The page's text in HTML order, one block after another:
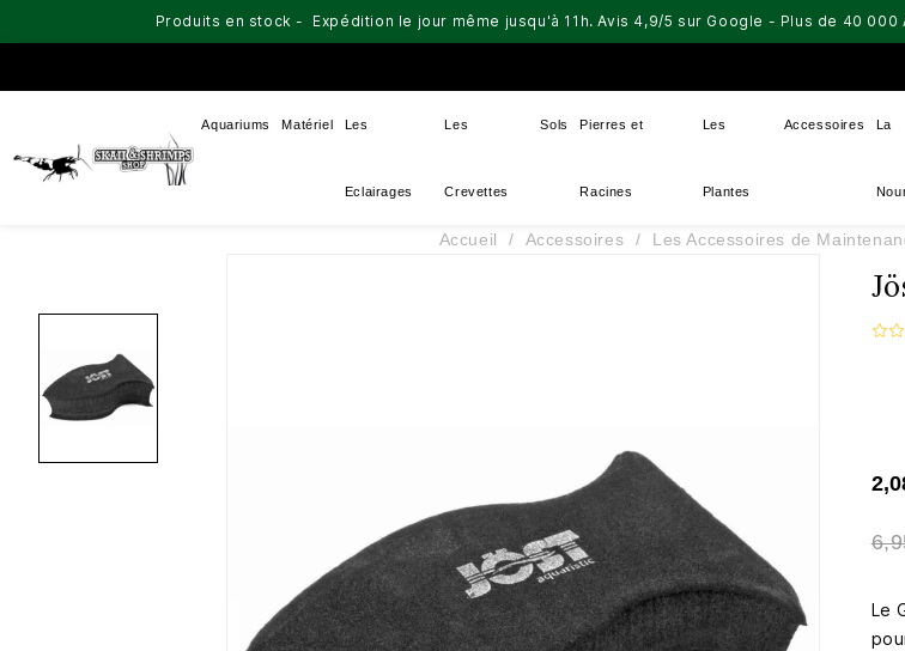
Produits en stock - Expédition le jour même jusqu'à 11h. Avis 4,9/5 sur Google - Plus de 40
Aquariums Matériel Les
Eclairages
Les
Crevettes
Sols Pierres et
Racines
Les
Plantes
Accessoires La
Accueil Accessoires Les Accessoires de
Le